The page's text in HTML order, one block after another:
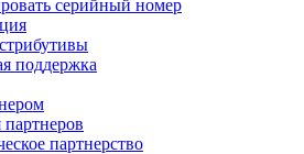
серийный номер
поддержка
партнерство